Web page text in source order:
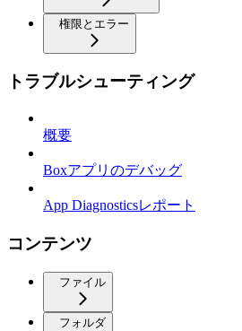
権限とエラー
トラブルシューティング
概要
Boxアプリのデバッグ
App Diagnosticsレポート
コンテンツ
ファイル
フォルダ